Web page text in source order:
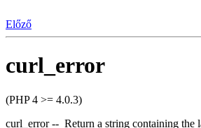
Előző
curl_error
(PHP 4 >= 4.0.3)
curl_error -- Return a string containing the